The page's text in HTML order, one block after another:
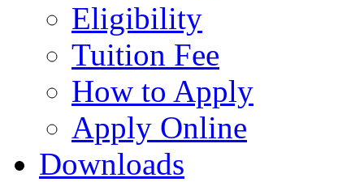
Eligibility
Tuition Fee
How to Apply
Apply Online
Downloads